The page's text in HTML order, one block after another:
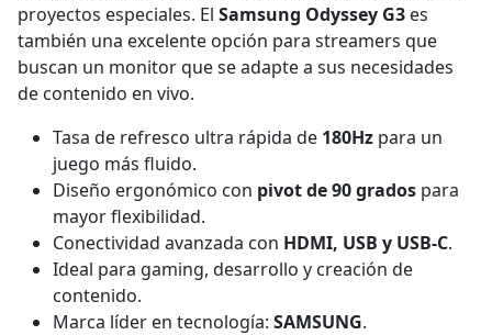
proyectos especiales. El Samsung Odyssey G3 es
también una excelente opción para streamers que
buscan un monitor que se adapte a sus necesidades
de contenido en vivo.
Tasa de refresco ultra rápida de 180Hz para un
juego más fluido.
Diseño ergonómico con pivot de 90 grados para
mayor flexibilidad.
Conectividad avanzada con HDMI, USB y USB-C.
Ideal para gaming, desarrollo y creación de
contenido.
Marca líder en tecnología: SAMSUNG.